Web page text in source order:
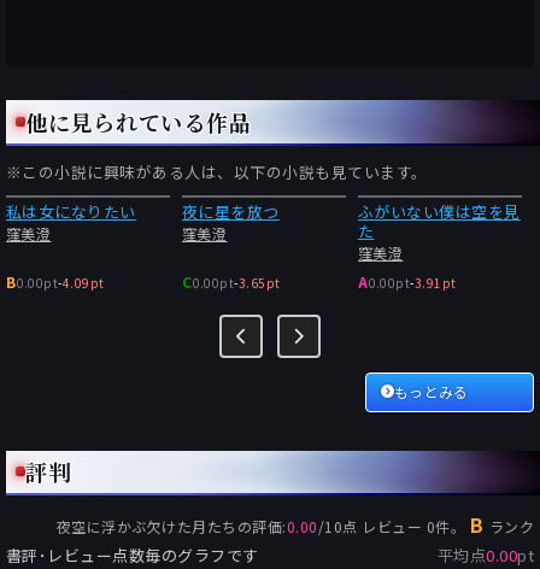
他に見られている作品
※この小説に興味がある人は、以下の小説も見ています。
私は女になりたい
窪美澄
B0.00pt-4.09pt
夜に星を放つ
窪美澄
C0.00pt-3.65pt
ふがいない僕は空を見
た
窪美澄
A0.00pt-3.91pt
もっとみる
評判
夜空に浮かぶ欠けた月たち の評価:0.00/10点 レビュー 0件。 B ランク
書評･レビュー点数毎のグラフです 平均点0.00pt